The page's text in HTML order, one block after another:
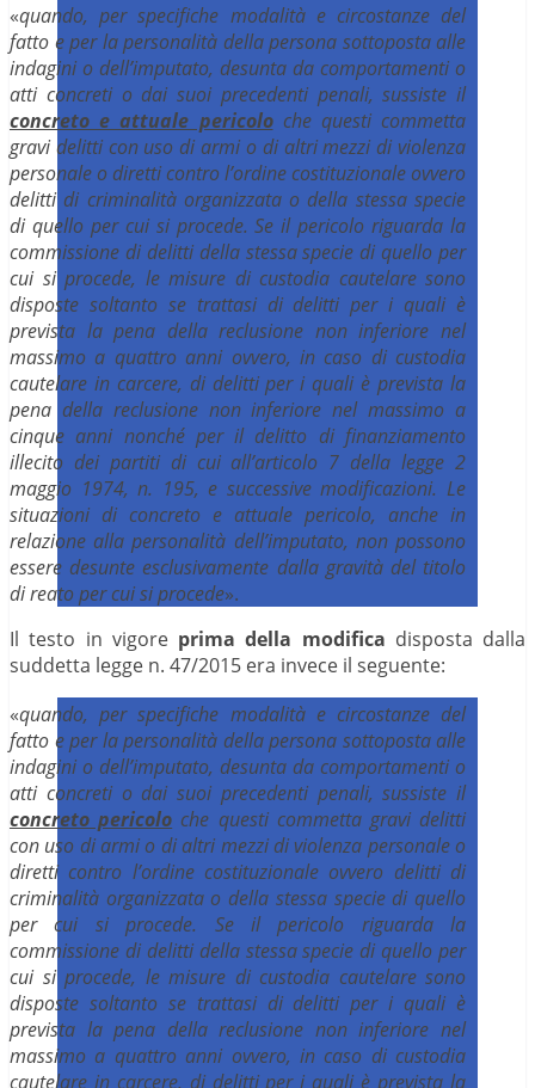
«quando, per specifiche modalità e circostanze del
fatto e per la personalità della persona sottoposta alle
indagini o dell’imputato, desunta da comportamenti o
atti concreti o dai suoi precedenti penali, sussiste il
concreto e attuale pericoloche questi commetta
gravi delitti con uso di armi o di altri mezzi di violenza
personale o diretti contro l’ordine costituzionale ovvero
delitti di criminalità organizzata o della stessa specie
di quello per cui si procede. Se il pericolo riguarda la
commissione di delitti della stessa specie di quello per
cui si procede, le misure di custodia cautelare sono
disposte soltanto se trattasi di delitti per i quali è
prevista la pena della reclusione non inferiore nel
massimo a quattro anni ovvero, in caso di custodia
cautelare in carcere, di delitti per i quali è prevista la
pena della reclusione non inferiore nel massimo a
cinque anni nonché per il delitto di finanziamento
illecito dei partiti di cui all’articolo 7 della legge 2
maggio 1974, n. 195, e successive modificazioni. Le
situazioni di concreto e attuale pericolo, anche in
relazione alla personalità dell’imputato, non possono
essere desunte esclusivamente dalla gravità del titolo
di reato per cui si procede».
Il testo in vigore prima della modifica disposta dalla
suddetta legge n. 47/2015 era invece il seguente:
«quando, per specifiche modalità e circostanze del
fatto e per la personalità della persona sottoposta alle
indagini o dell’imputato, desunta da comportamenti o
atti concreti o dai suoi precedenti penali, sussiste il
concreto pericolo che questi commetta gravi delitti
con uso di armi o di altri mezzi di violenza personale o
diretti contro l’ordine costituzionale ovvero delitti di
criminalità organizzata o della stessa specie di quello
per cui si procede. Se il pericolo riguarda la
commissione di delitti della stessa specie di quello per
cui si procede, le misure di custodia cautelare sono
disposte soltanto se trattasi di delitti per i quali è
prevista la pena della reclusione non inferiore nel
massimo a quattro anni ovvero, in caso di custodia
cautelare in carcere, di delitti per i quali è prevista la